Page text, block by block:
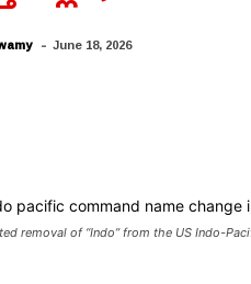
- June 18, 2026
removal of “Indo” from the US Indo-